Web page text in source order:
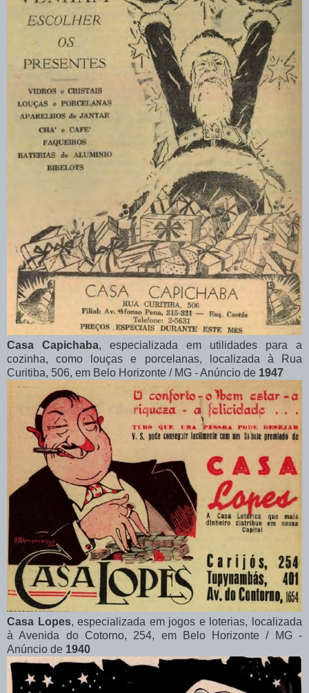
Casa Capichaba, especializada em utilidades para a
cozinha, como louças e porcelanas, localizada à Rua
Curitiba, 506, em Belo Horizonte / MG - Anúncio de 1947
Casa Lopes, especializada em jogos e loterias, localizada
à Avenida do Cotorno, 254, em Belo Horizonte / MG -
Anúncio de 1940